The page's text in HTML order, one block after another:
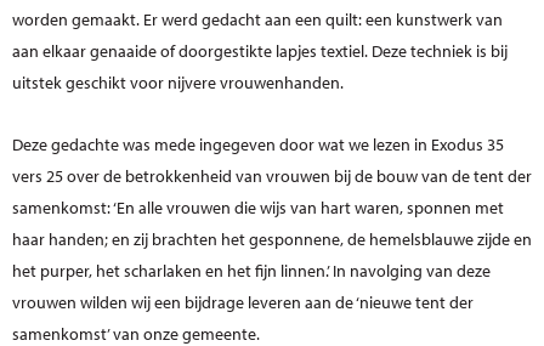
worden gemaakt. Er werd gedacht aan een quilt: een kunstwerk van
aan elkaar genaaide of doorgestikte lapjes textiel. Deze techniek is bij
uitstek geschikt voor nijvere vrouwenhanden.
Deze gedachte was mede ingegeven door wat we lezen in Exodus 35
vers 25 over de betrokkenheid van vrouwen bij de bouw van de tent der
samenkomst: ‘En alle vrouwen die wijs van hart waren, sponnen met
haar handen; en zij brachten het gesponnene, de hemelsblauwe zijde en
het purper, het scharlaken en het fijn linnen.’ In navolging van deze
vrouwen wilden wij een bijdrage leveren aan de ‘nieuwe tent der
samenkomst’ van onze gemeente.